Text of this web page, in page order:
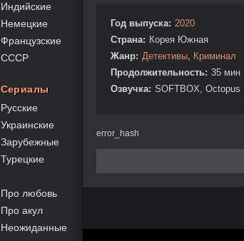
Год выпуска: 2020
Страна: Корея Южная
Жанр: Детективы
Криминал
Продолжительность: 35 мин
Озвучка: SOFTBOX, Octopus
error_hash
Индийские
Немецкие
Французские
СССР
Сериалы
Русские
Украинские
Зарубежные
Турецкие
Про любовь
Про акул
Неожиданные